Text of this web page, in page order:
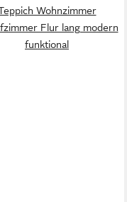
Wohnzimmer
Flur lang modern
funktional